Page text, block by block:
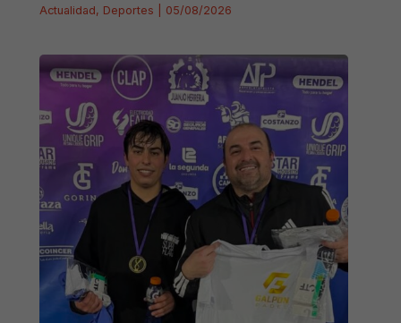
Actualidad, Deportes 05/08/2026